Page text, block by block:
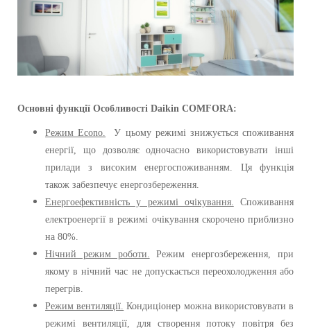
Основні функції Особливості Daikin COMFORA:
Режим Еcono.
У цьому режимі знижується споживання
енергії, що дозволяє одночасно використовувати інші
прилади з високим енергоспоживанням. Ця функція
також забезпечує енергозбереження.
Енергоефективність у режимі очікування.
Споживання
електроенергії в режимі очікування скорочено приблизно
на 80%.
Нічний режим роботи.
Режим енергозбереження, при
якому в нічний час не допускається переохолодження або
перегрів.
Режим вентиляції. Кондиціонер можна використовувати в
режимі вентиляції, для створення потоку повітря без